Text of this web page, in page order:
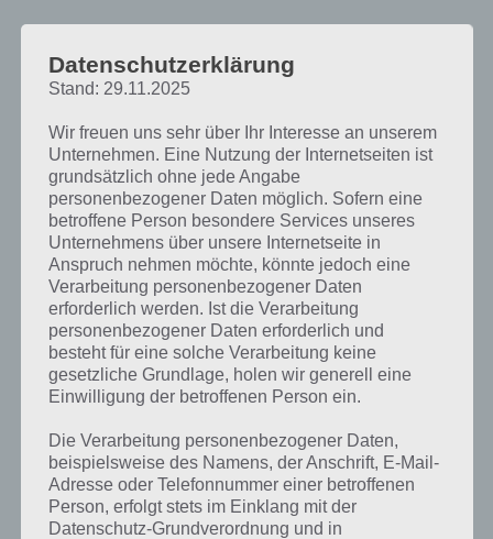
Oben findest du bereits die Lösung rund um Golf. Da die Reihenfolge
bei jedem Spieler anders ist, können wir dir nicht das exakte Level
anzeigen, weshalb du über unsere Komplettlösung jedoch trotzdem
zu jedem Sachverhalt die entsprechenden Antworten findest!
Weitere Lösungen zu 94%
gesucht? Schaue inunsere
Komplettlösung zur App! Dort
kannst du mit der Suche
schnell die Antworten und
Lösungen der über 300 Level
finden!
Du findest Lösungen auch ohne unsere Hilfe, indem du in der App
Münzen einsetzt. Da diese jedoch begrenzt sind, hast du hier stets
die Möglichkeit alle Antworten zu finden!
Datenschutzerklärung
Stand: 29.11.2025
Wir freuen uns sehr über Ihr Interesse an unserem
Unternehmen. Eine Nutzung der Internetseiten ist
grundsätzlich ohne jede Angabe
personenbezogener Daten möglich. Sofern eine
betroffene Person besondere Services unseres
Unternehmens über unsere Internetseite in
Anspruch nehmen möchte, könnte jedoch eine
Verarbeitung personenbezogener Daten
erforderlich werden. Ist die Verarbeitung
personenbezogener Daten erforderlich und
besteht für eine solche Verarbeitung keine
gesetzliche Grundlage, holen wir generell eine
Einwilligung der betroffenen Person ein.
Die Verarbeitung personenbezogener Daten,
beispielsweise des Namens, der Anschrift, E-Mail-
Adresse oder Telefonnummer einer betroffenen
Person, erfolgt stets im Einklang mit der
Datenschutz-Grundverordnung und in